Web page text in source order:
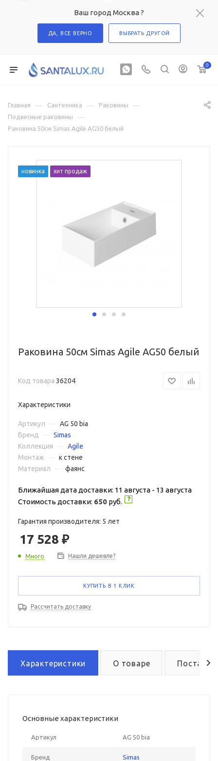
Ваш город Москва ?
ДА, ВСЕ ВЕРНО ВЫБРАТЬ ДРУГОЙ
0
Главная — Сантехника — Раковины —
Подвесные раковины —
Раковина 50см Simas Agile AG50 белый
новинка хит продаж
Раковина 50см Simas Agile AG50 белый
Код товара 36204
Характеристики
Артикул
AG 50 bia
Бренд
Simas
Коллекция
Agile
Монтаж
к стене
Материал
фаянс
Ближайшая дата доставки: 11 августа - 13 августа
Стоимость доставки: 650 руб.
Гарантия производителя: 5 лет
17 528 ₽
Много Нашли дешевле?
КУПИТЬ В 1 КЛИК
Рассчитать доставку
Характеристики О товаре Поставка
Основные характеристики
Артикул AG 50 bia
Бренд Simas